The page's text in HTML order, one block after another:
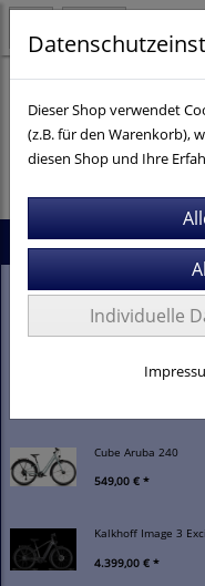
Stevens Gavere Com
2.099,00 € *
Stevens E-Comuna
Cube Aruba 240
549,00 € *
Kalkhoff Image 3
4.399,00 € *
Es wurden leider
Dieser Shop verwendet
(z.B. für den Warenkorb),
diesen Shop und Ihre
Individuelle